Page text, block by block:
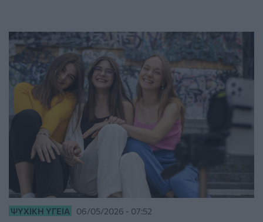
ΨΥΧΙΚΉ ΥΓΕΊΑ 06/05/2026 - 07:52